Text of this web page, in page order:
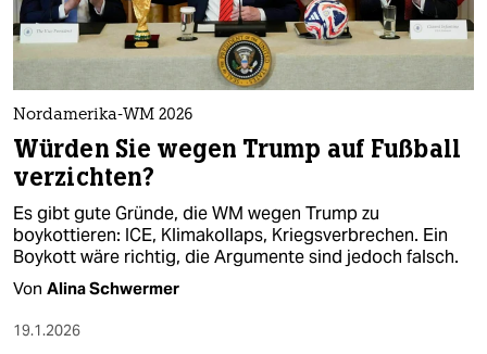
Nordamerika-WM 2026
Würden Sie wegen Trump auf Fußball
verzichten?
Es gibt gute Gründe, die WM wegen Trump zu
boykottieren: ICE, Klimakollaps, Kriegsverbrechen. Ein
Boykott wäre richtig, die Argumente sind jedoch falsch.
Von Alina Schwermer
19.1.2026